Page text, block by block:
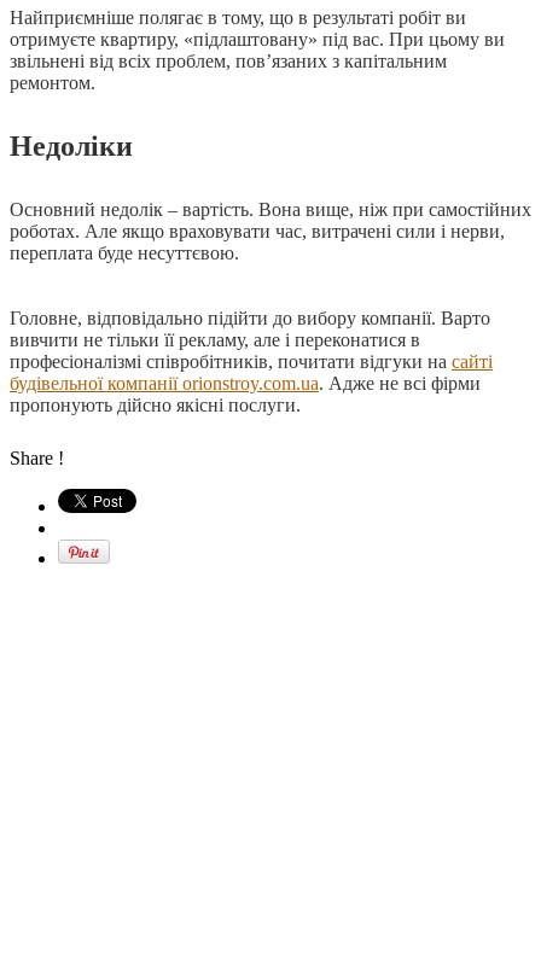
Найприємніше полягає в тому, що в результаті робіт ви
отримуєте квартиру, «підлаштовану» під вас. При цьому ви
звільнені від всіх проблем, пов’язаних з капітальним
ремонтом.
Недоліки
Основний недолік – вартість. Вона вище, ніж при самостійних
роботах. Але якщо враховувати час, витрачені сили і нерви,
переплата буде несуттєвою.
Головне, відповідально підійти до вибору компанії. Варто
вивчити не тільки її рекламу, але і переконатися в
професіоналізмі співробітників, почитати відгуки на сайті
будiвельної компанiї orionstroy.com.ua. Адже не всі фірми
пропонують дійсно якісні послуги.
Share !